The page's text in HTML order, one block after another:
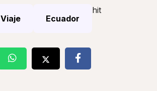
Viaje Ecuador
hit